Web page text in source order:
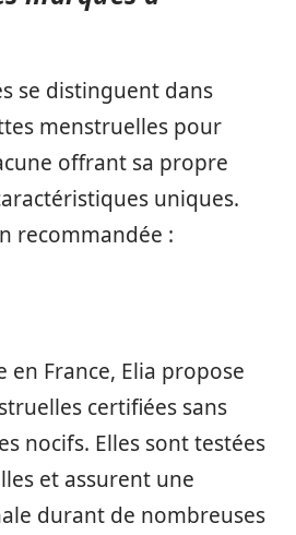
se distinguent dans
menstruelles pour
offrant sa propre
uniques.
recommandée :
France, Elia propose
certifiées sans
nocifs. Elles sont testées
et assurent une
durant de nombreuses